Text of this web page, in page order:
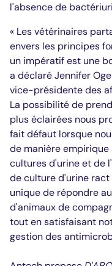
l'absence de
« Les vétérinaires
envers les principes
un impératif est une
a déclaré Jennifer
vice-présidente des
La possibilité de
plus éclairées nous
fait défaut lorsque
de manière
cultures d'urine et de
de culture d'urine
unique de répondre
d'animaux de
tout en satisfaisant
gestion des